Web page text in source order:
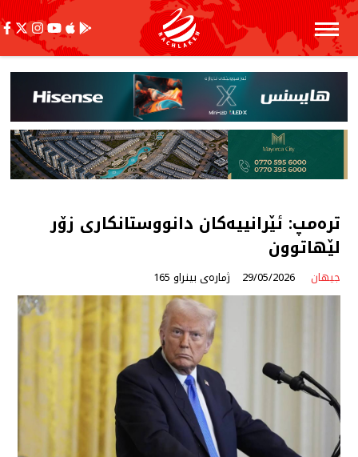
ترەمپ: ئێرانییەكان دانووستانكاری زۆر
لێهاتوون
جیهان 29/05/2026 ژمارەی بینراو 165